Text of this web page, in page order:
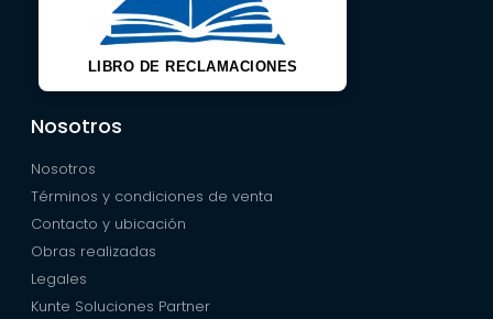
LIBRO DE RECLAMACIONES
Nosotros
Nosotros
Términos y condiciones de venta
Contacto y ubicación
Obras realizadas
Legales
Kunte Soluciones Partner